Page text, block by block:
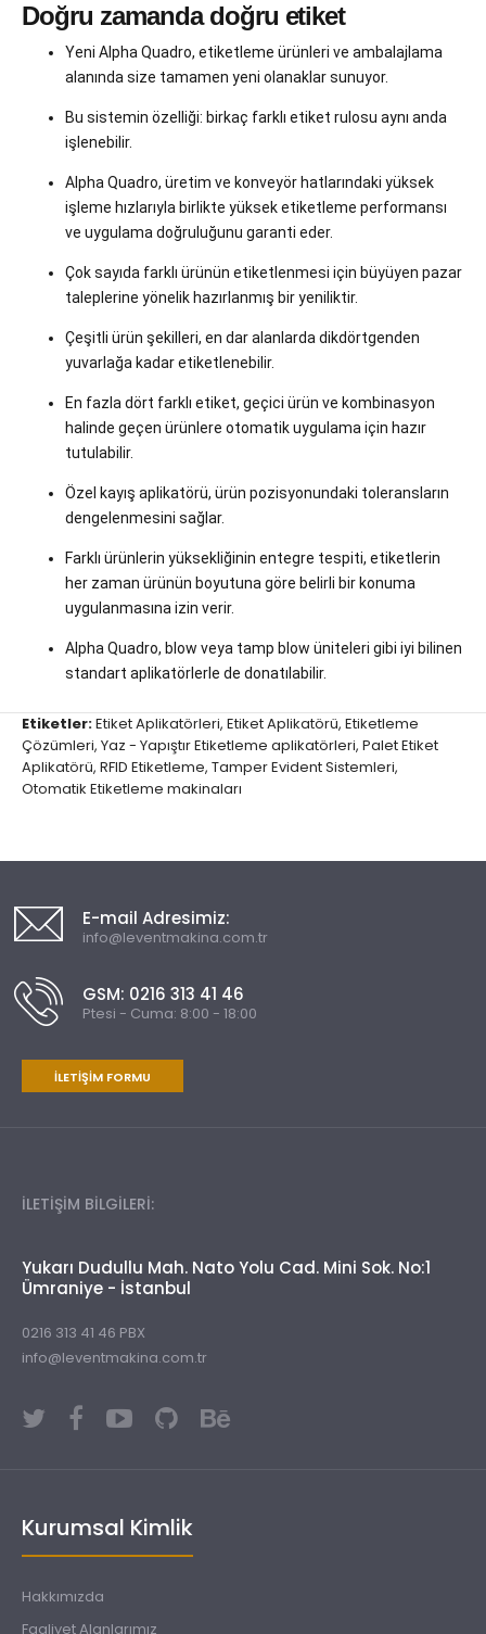
Doğru zamanda doğru etiket
Yeni Alpha Quadro, etiketleme ürünleri ve ambalajlama
alanında size tamamen yeni olanaklar sunuyor.
Bu sistemin özelliği: birkaç farklı etiket rulosu aynı anda
işlenebilir.
Alpha Quadro, üretim ve konveyör hatlarındaki yüksek
işleme hızlarıyla birlikte yüksek etiketleme performansı
ve uygulama doğruluğunu garanti eder.
Çok sayıda farklı ürünün etiketlenmesi için büyüyen pazar
taleplerine yönelik hazırlanmış bir yeniliktir.
Çeşitli ürün şekilleri, en dar alanlarda dikdörtgenden
yuvarlağa kadar etiketlenebilir.
En fazla dört farklı etiket, geçici ürün ve kombinasyon
halinde geçen ürünlere otomatik uygulama için hazır
tutulabilir.
Özel kayış aplikatörü, ürün pozisyonundaki toleransların
dengelenmesini sağlar.
Farklı ürünlerin yüksekliğinin entegre tespiti, etiketlerin
her zaman ürünün boyutuna göre belirli bir konuma
uygulanmasına izin verir.
Alpha Quadro, blow veya tamp blow üniteleri gibi iyi bilinen
standart aplikatörlerle de donatılabilir.
Etiketler:Etiket Aplikatörleri, Etiket Aplikatörü, Etiketleme
Çözümleri, Yaz - Yapıştır Etiketleme aplikatörleri, Palet Etiket
Aplikatörü, RFID Etiketleme, Tamper Evident Sistemleri,
Otomatik Etiketleme makinaları
E-mail Adresimiz:
info@leventmakina.com.tr
GSM: 0216 313 41 46
Ptesi - Cuma: 8:00 - 18:00
İLETIŞIM FORMU
İLETİŞİM BİLGİLERİ:
Yukarı Dudullu Mah. Nato Yolu Cad. Mini Sok. No:1
Ümraniye - İstanbul
0216 313 41 46 PBX
info@leventmakina.com.tr
Kurumsal Kimlik
Hakkımızda
Faaliyet Alanlarımız